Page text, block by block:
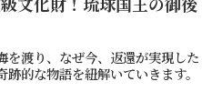
を渡り、なぜ今、返還が実現した
的な物語を紐解いていきます。